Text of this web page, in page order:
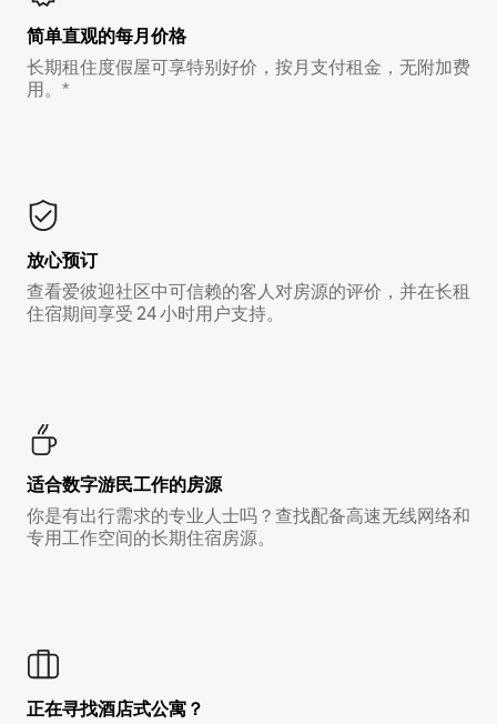
简单直观的每月价格
长期租住度假屋可享特别好价，按月支付租金，无附加费
用。*
放心预订
查看爱彼迎社区中可信赖的客人对房源的评价，并在长租
住宿期间享受 24 小时用户支持。
适合数字游民工作的房源
你是有出行需求的专业人士吗？查找配备高速无线网络和
专用工作空间的长期住宿房源。
正在寻找酒店式公寓？